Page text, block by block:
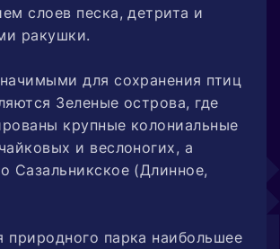
слоев песка, детрита и
ракушки.
для сохранения птиц
Зеленые острова, где
крупные колониальные
и веслоногих, а
Сазальникское (Длинное,
природного парка наибольшее